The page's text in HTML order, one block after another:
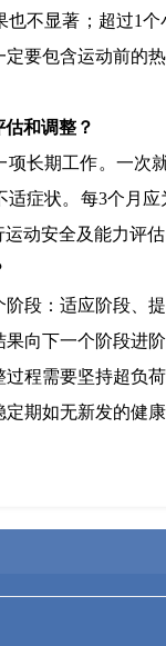
不显著；超过1
要包含运动前的
和调整？
项长期工作。一次
症状。每3个月
动安全及能力评
段：适应阶段、
向下一个阶段进
程需要坚持超负
期如无新发的健